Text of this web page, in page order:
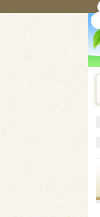
ここから本文です